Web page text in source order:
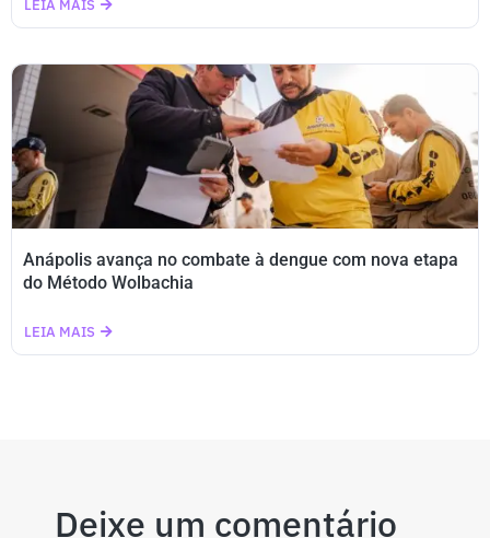
LEIA MAIS
Anápolis avança no combate à dengue com nova etapa
do Método Wolbachia
LEIA MAIS
Deixe um comentário